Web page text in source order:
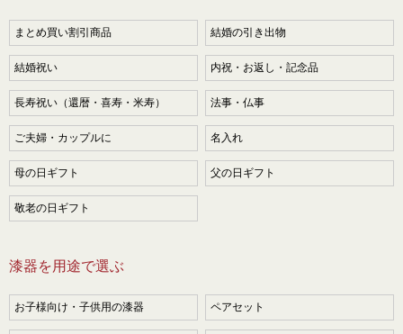
まとめ買い割引商品 結婚の引き出物
結婚祝い 内祝・お返し・記念品
長寿祝い（還暦・喜寿・米寿） 法事・仏事
ご夫婦・カップルに 名入れ
母の日ギフト 父の日ギフト
敬老の日ギフト
漆器を用途で選ぶ
お子様向け・子供用の漆器 ペアセット